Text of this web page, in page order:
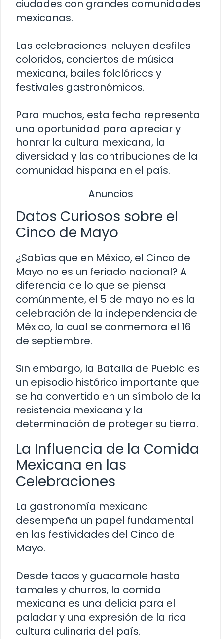
ciudades con grandes comunidades
mexicanas.
Las celebraciones incluyen desfiles
coloridos, conciertos de música
mexicana, bailes folclóricos y
festivales gastronómicos.
Para muchos, esta fecha representa
una oportunidad para apreciar y
honrar la cultura mexicana, la
diversidad y las contribuciones de la
comunidad hispana en el país.
Anuncios
Datos Curiosos sobre el
Cinco de Mayo
¿Sabías que en México, el Cinco de
Mayo no es un feriado nacional? A
diferencia de lo que se piensa
comúnmente, el 5 de mayo no es la
celebración de la independencia de
México, la cual se conmemora el 16
de septiembre.
Sin embargo, la Batalla de Puebla es
un episodio histórico importante que
se ha convertido en un símbolo de la
resistencia mexicana y la
determinación de proteger su tierra.
La Influencia de la Comida
Mexicana en las
Celebraciones
La gastronomía mexicana
desempeña un papel fundamental
en las festividades del Cinco de
Mayo.
Desde tacos y guacamole hasta
tamales y churros, la comida
mexicana es una delicia para el
paladar y una expresión de la rica
cultura culinaria del país.